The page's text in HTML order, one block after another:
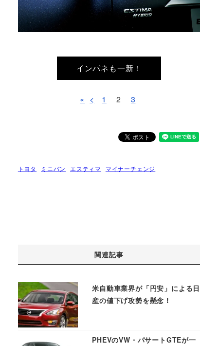
インパネも一新！
« < 1 2 3
トヨタ ミニバン エスティマ マイナーチェンジ
関連記事
米自動車業界が「円安」による日
産の値下げ攻勢を懸念 !
PHEVのVW・パサートGTEが一